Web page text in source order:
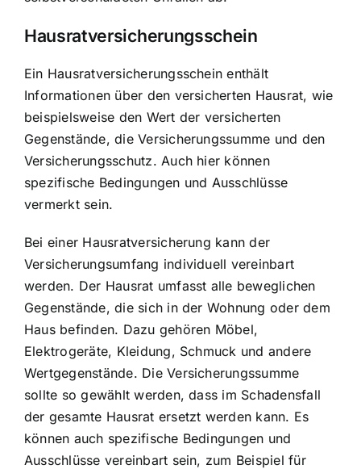
Hausratversicherungsschein
Ein Hausratversicherungsschein enthält
Informationen über den versicherten Hausrat, wie
beispielsweise den Wert der versicherten
Gegenstände, die Versicherungssumme und den
Versicherungsschutz. Auch hier können
spezifische Bedingungen und Ausschlüsse
vermerkt sein.
Bei einer Hausratversicherung kann der
Versicherungsumfang individuell vereinbart
werden. Der Hausrat umfasst alle beweglichen
Gegenstände, die sich in der Wohnung oder dem
Haus befinden. Dazu gehören Möbel,
Elektrogeräte, Kleidung, Schmuck und andere
Wertgegenstände. Die Versicherungssumme
sollte so gewählt werden, dass im Schadensfall
der gesamte Hausrat ersetzt werden kann. Es
können auch spezifische Bedingungen und
Ausschlüsse vereinbart sein, zum Beispiel für